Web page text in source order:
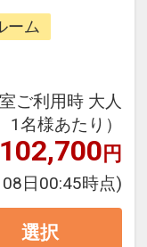
ケージだか
ん周遊旅行
泊や延
在です。
にはフライ
す。
1人様1本プ
ーム
ご利用時 大人
1名様あたり）
102,700円
日00:45時点)
選択